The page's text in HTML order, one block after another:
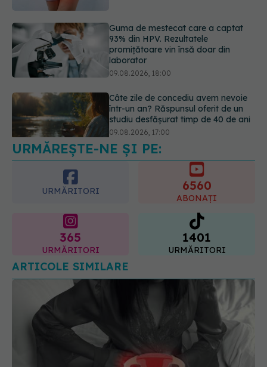
Câte zile de concediu avem nevoie
într-un an? Răspunsul oferit de un
studiu desfășurat timp de 40 de ani
09.08.2026, 17:00
Reclamele din platformele medicale
AI pot influența prescrierea
medicamentelor
09.08.2026, 21:00
URMĂREȘTE-NE ȘI PE:
URMĂRITORI 6560
ABONAȚI
365
URMĂRITORI
1401
URMĂRITORI
ARTICOLE SIMILARE